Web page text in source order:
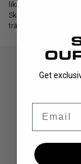
lika bra inomhus som
Skaffa ditt mål nu och
träningsmöjlighet –
Get